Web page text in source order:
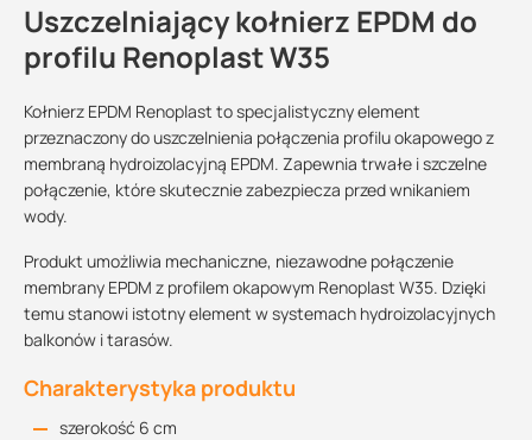
Uszczelniający kołnierz EPDM do
profilu Renoplast W35
Kołnierz EPDM Renoplast to specjalistyczny element
przeznaczony do uszczelnienia połączenia profilu okapowego z
membraną hydroizolacyjną EPDM. Zapewnia trwałe i szczelne
połączenie, które skutecznie zabezpiecza przed wnikaniem
wody.
Produkt umożliwia mechaniczne, niezawodne połączenie
membrany EPDM z profilem okapowym Renoplast W35. Dzięki
temu stanowi istotny element w systemach hydroizolacyjnych
balkonów i tarasów.
Charakterystyka produktu
szerokość 6 cm